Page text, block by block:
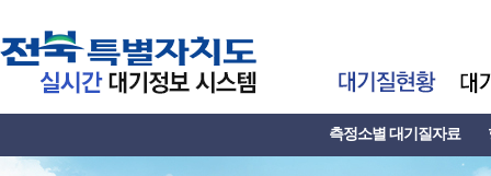
측정소별 대기질자료